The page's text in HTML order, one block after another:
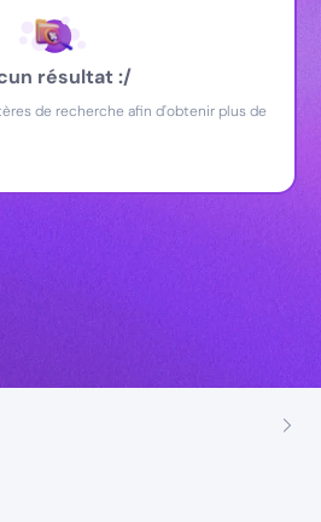
résultat :/
de recherche afin d'obtenir plus de